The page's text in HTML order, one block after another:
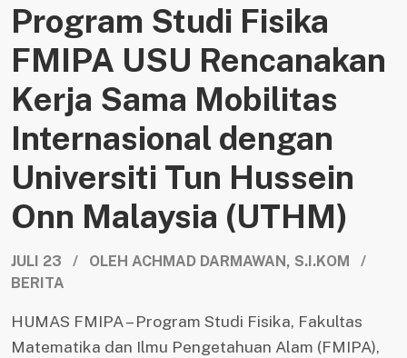
Program Studi Fisika
FMIPA USU Rencanakan
Kerja Sama Mobilitas
Internasional dengan
Universiti Tun Hussein
Onn Malaysia (UTHM)
JULI 23 / OLEH ACHMAD DARMAWAN, S.I.KOM /
BERITA
HUMAS FMIPA – Program Studi Fisika, Fakultas
Matematika dan Ilmu Pengetahuan Alam (FMIPA),